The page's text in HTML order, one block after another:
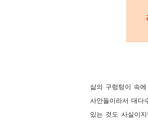
삶의 구렁텅이 속
사안들이라서 대다
있는 것도 사실이